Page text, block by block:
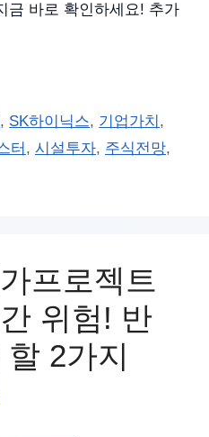
금 바로 확인하세요! 추가
, SK하이닉스, 기업가치 ,
터 , 시설투자, 주식전망,
프로젝트
위험! 반
2가지